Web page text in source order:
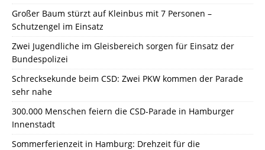
Großer Baum stürzt auf Kleinbus mit 7 Personen –
Schutzengel im Einsatz
Zwei Jugendliche im Gleisbereich sorgen für Einsatz der
Bundespolizei
Schrecksekunde beim CSD: Zwei PKW kommen der Parade
sehr nahe
300.000 Menschen feiern die CSD-Parade in Hamburger
Innenstadt
Sommerferienzeit in Hamburg: Drehzeit für die